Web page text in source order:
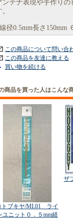
ンテナ表現や手作り
径0.5mm長さ150mm
この商品について問い合
この商品を友達に教える
買い物を続ける
商品を買った人はこんな
トブキヤ/ML01 ライ
ユニット０．５mm経
ザ